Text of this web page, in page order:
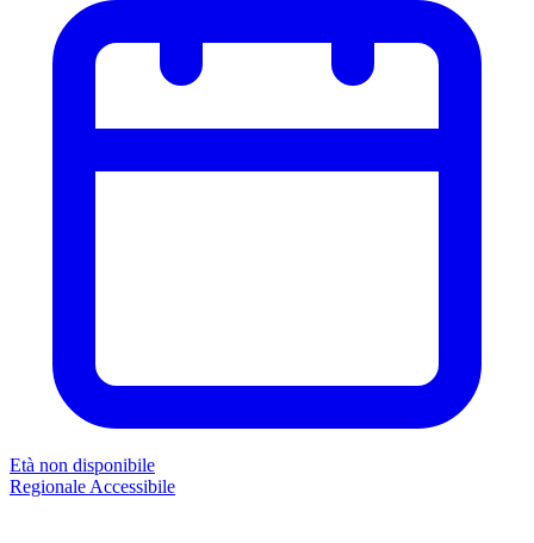
Età non disponibile
Regionale Accessibile